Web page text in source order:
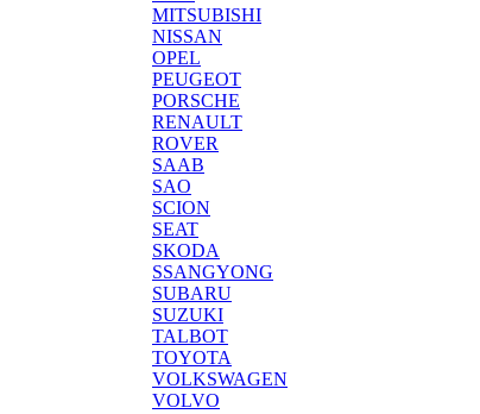
MITSUBISHI
NISSAN
OPEL
PEUGEOT
PORSCHE
RENAULT
ROVER
SAAB
SAO
SCION
SEAT
SKODA
SSANGYONG
SUBARU
SUZUKI
TALBOT
TOYOTA
VOLKSWAGEN
VOLVO